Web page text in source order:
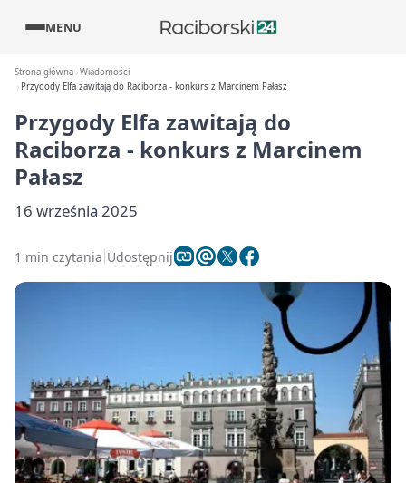
MENU
Strona główna Wiadomości
Przygody Elfa zawitają do Raciborza - konkurs z Marcinem Pałasz
Przygody Elfa zawitają do
Raciborza - konkurs z Marcinem
Pałasz
16 września 2025
1 min czytania Udostępnij